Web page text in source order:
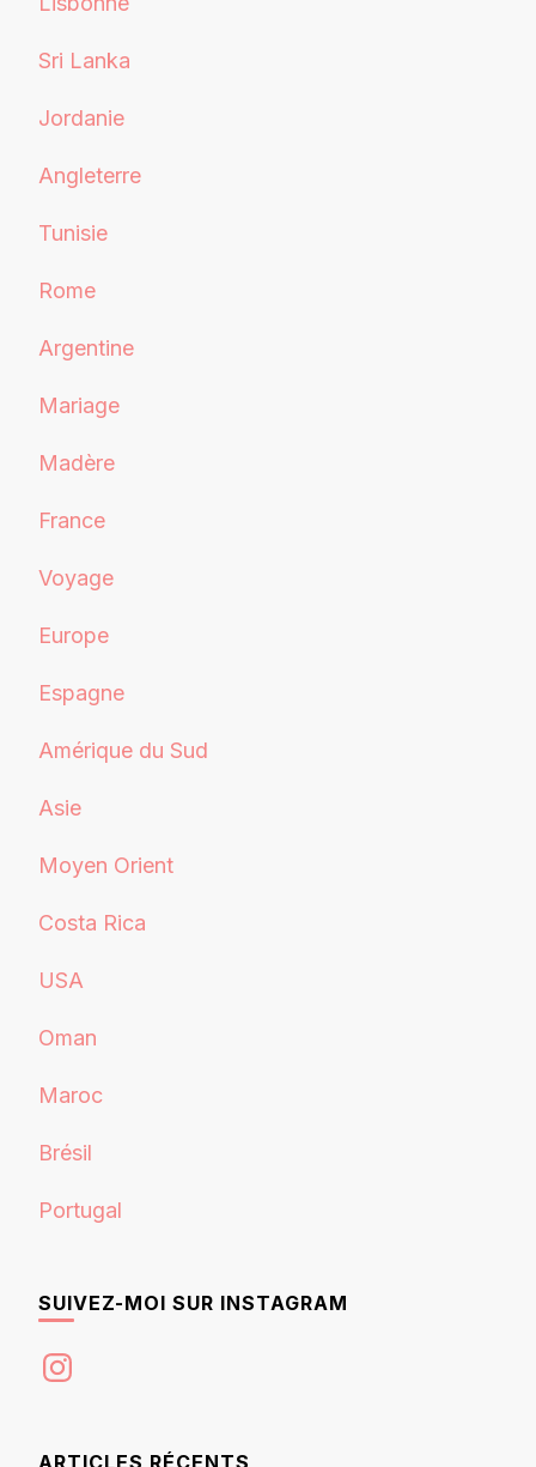
Sri Lanka
Jordanie
Angleterre
Tunisie
Rome
Argentine
Mariage
Madère
France
Voyage
Europe
Espagne
Amérique du Sud
Asie
Moyen Orient
Costa Rica
USA
Oman
Maroc
Brésil
Portugal
SUIVEZ-MOI SUR INSTAGRAM
Instagram
ARTICLES RÉCENTS